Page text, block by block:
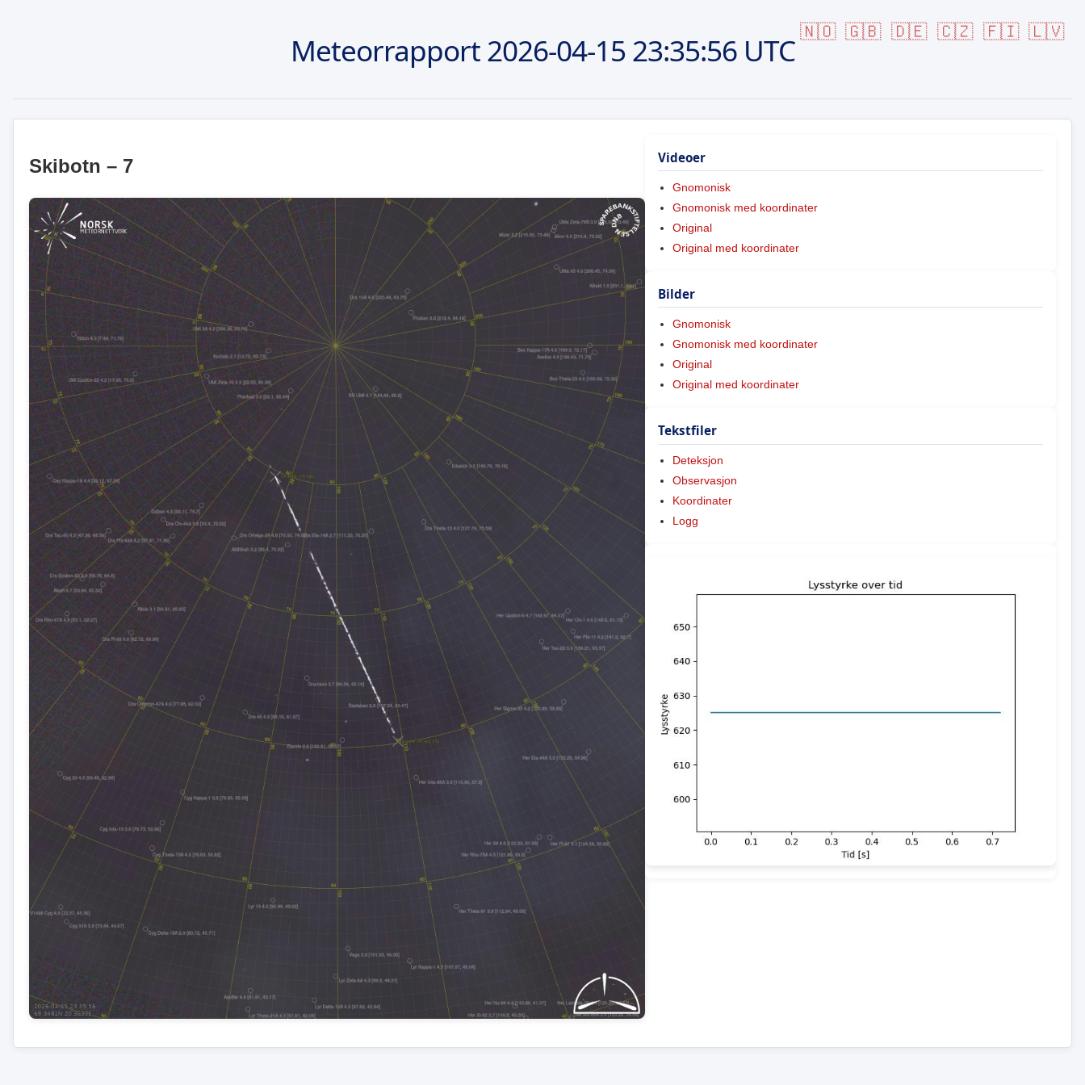
🇳🇴 🇬🇧 🇩🇪 🇨🇿 🇫🇮 🇱🇻
Meteorrapport2026-04-15 23:35:56 UTC
Skibotn – 7 Videoer
Gnomonisk
Gnomonisk med koordinater
Original
Original med koordinater
Bilder
Gnomonisk
Gnomonisk med koordinater
Original
Original med koordinater
Tekstfiler
Deteksjon
Observasjon
Koordinater
Logg